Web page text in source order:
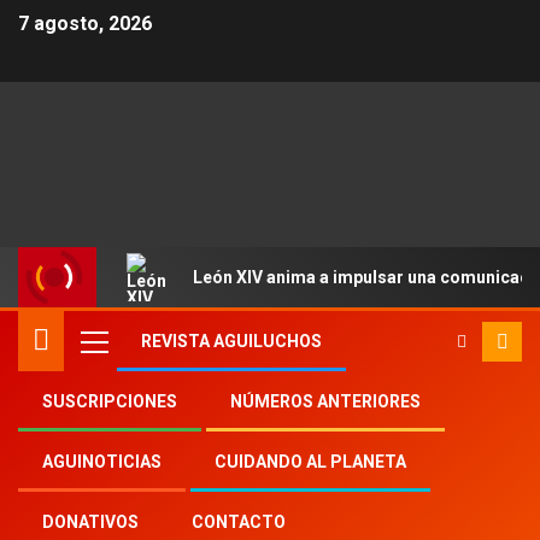
7 agosto, 2026
León XIV anima a impulsar una
REVISTA AGUILUCHOS
SUSCRIPCIONES NÚMEROS ANTERIORES
AGUINOTICIAS CUIDANDO AL PLANETA
DONATIVOS CONTACTO
Inicio
Aguinoticias
Indian Catholic Youth Movement